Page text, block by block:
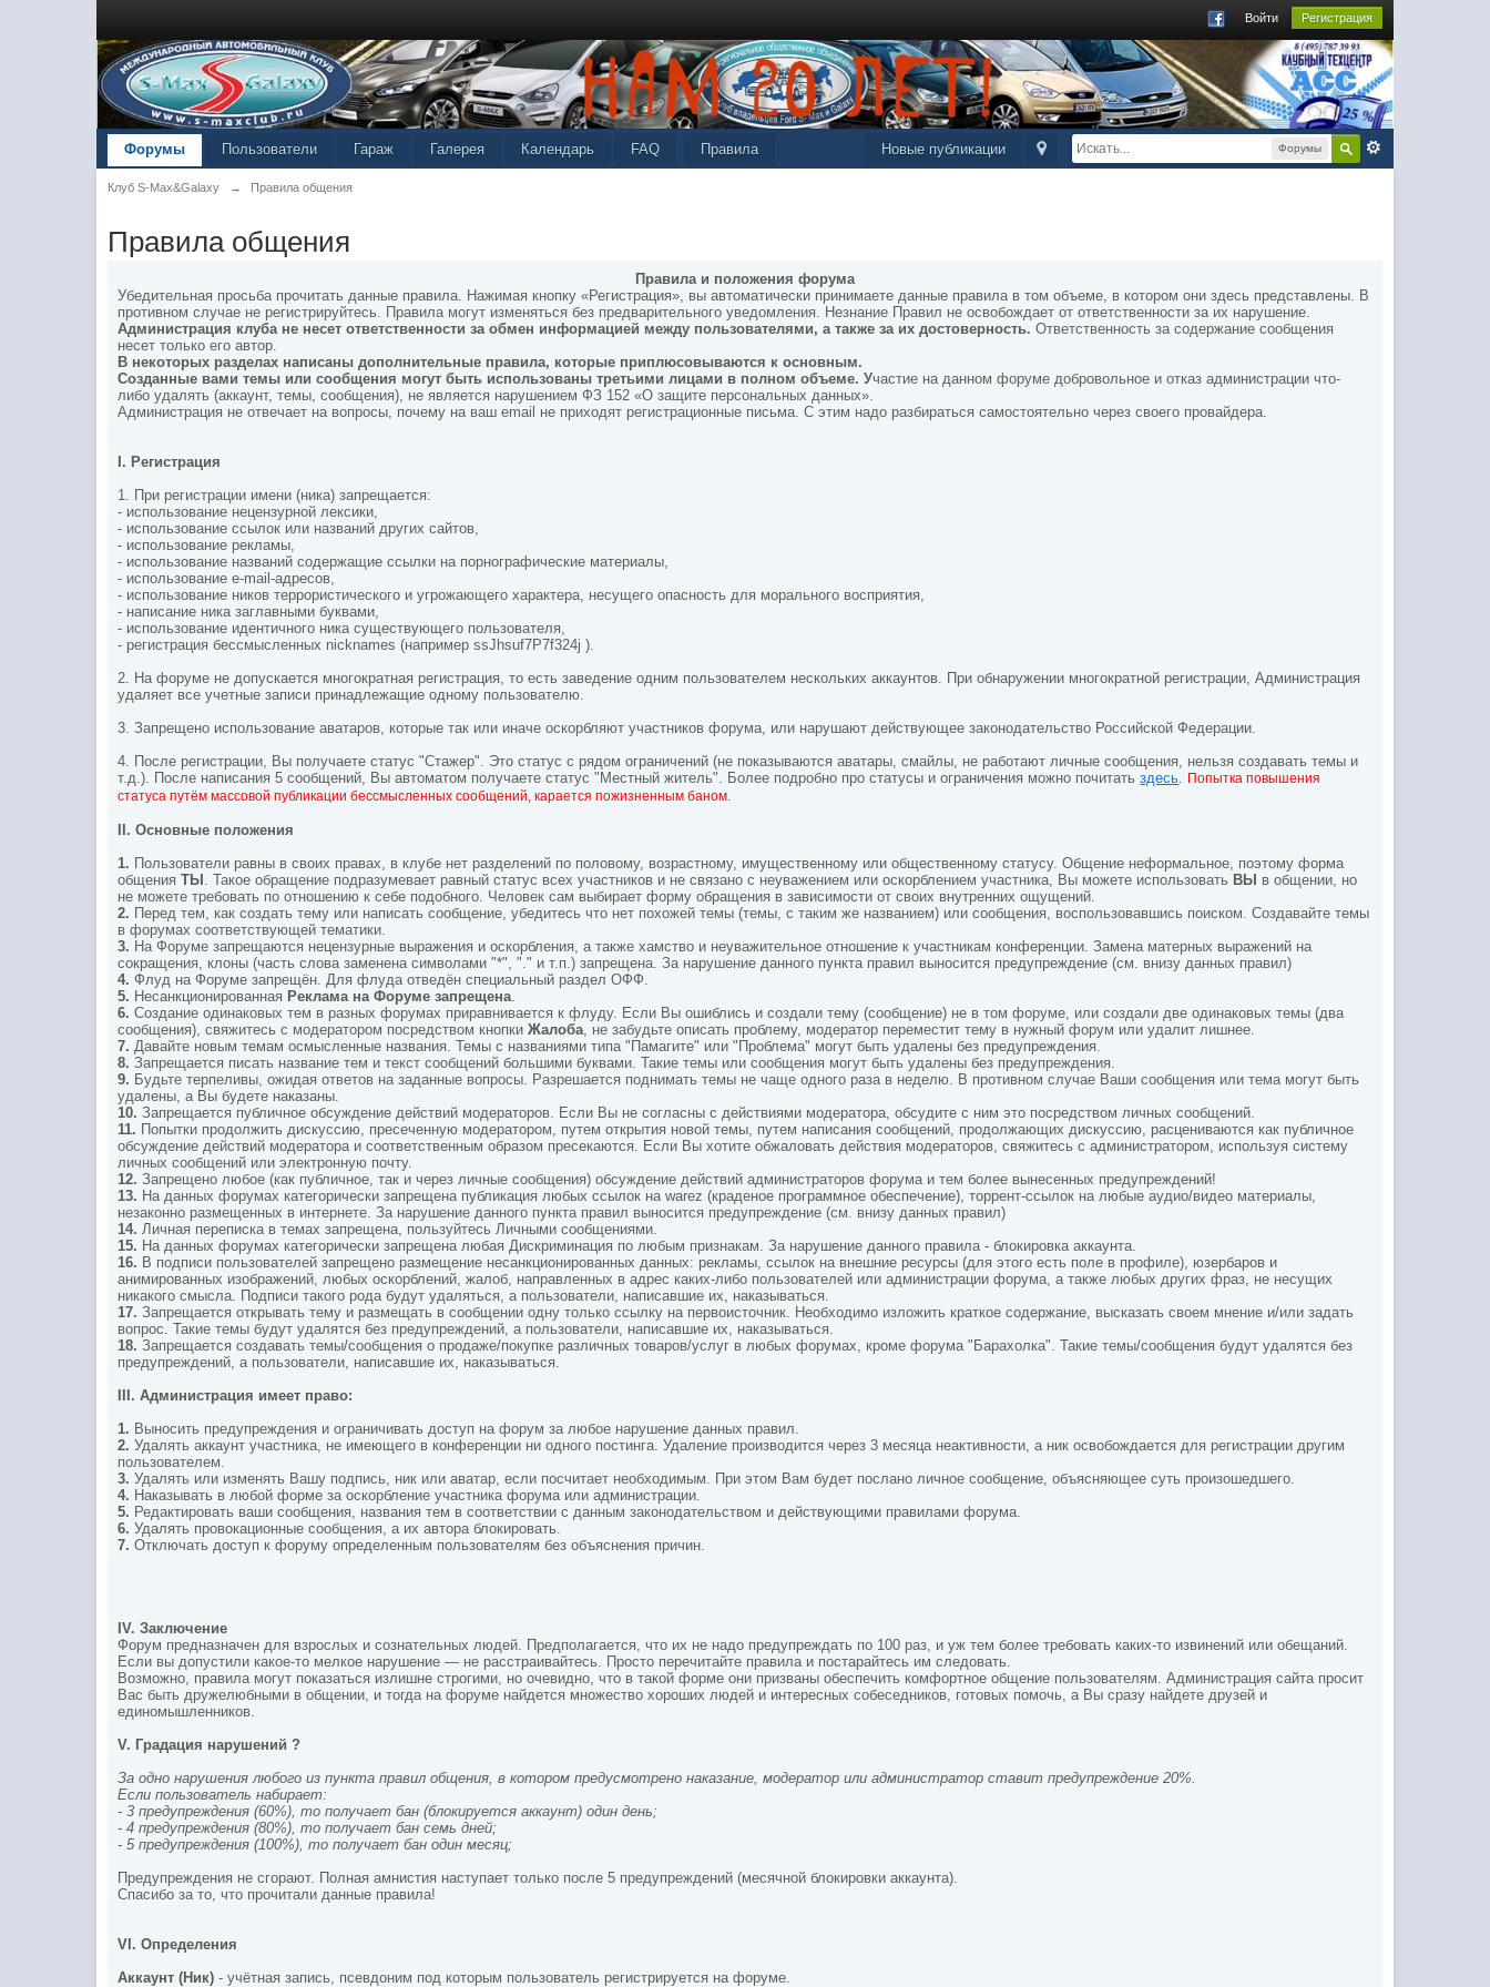
Войти Регистрация
Форумы
Новые публикации
FAQ Правила
Форумы Пользователи Гараж Галерея Календарь
Клуб S-Max&Galaxy → Правила общения
Правила общения
Правила и положения форума
Убедительная просьба прочитать данные правила. Нажимая кнопку «Регистрация», вы автоматически принимаете данные правила в том объеме, в котором они здесь представлены. В
противном случае не регистрируйтесь. Правила могут изменяться без предварительного уведомления. Незнание Правил не освобождает от ответственности за их нарушение.
Администрация клуба не несет ответственности за обмен информацией между пользователями, а также за их достоверность.Ответственность за содержание сообщения
несет только его автор.
В некоторых разделах написаны дополнительные правила, которые приплюсовываются к основным.
Созданные вами темы или сообщения могут быть использованы третьими лицами в полном объеме. Участие на данном форуме добровольное и отказ администрации что-
либо удалять (аккаунт, темы, сообщения), не является нарушением ФЗ 152 «О защите персональных данных».
Администрация не отвечает на вопросы, почему на ваш email не приходят регистрационные письма. С этим надо разбираться самостоятельно через своего провайдера.
I. Регистрация
1. При регистрации имени (ника) запрещается:
- использование нецензурной лексики,
- использование ссылок или названий других сайтов,
- использование рекламы,
- использование названий содержащие ссылки на порнографические материалы,
- использование e-mail-адресов,
- использование ников террористического и угрожающего характера, несущего опасность для морального восприятия,
- написание ника заглавными буквами,
- использование идентичного ника существующего пользователя,
- регистрация бессмысленных nicknames (например ssJhsuf7Р7f324j ).
2. На форуме не допускается многократная регистрация, то есть заведение одним пользователем нескольких аккаунтов. При обнаружении многократной регистрации, Администрация
удаляет все учетные записи принадлежащие одному пользователю.
3. Запрещено использование аватаров, которые так или иначе оскорбляют участников форума, или нарушают действующее законодательство Российской Федерации.
4. После регистрации, Вы получаете статус "Стажер". Это статус с рядом ограничений (не показываются аватары, смайлы, не работают личные сообщения, нельзя создавать темы и
т.д.). После написания 5 сообщений, Вы автоматом получаете статус "Местный житель". Более подробно про статусы и ограничения можно почитатьздесь
Попытка повышения
статуса путём массовой публикации бессмысленных сообщений, карается пожизненным баном.
II. Основные положения
1. Пользователи равны в своих правах, в клубе нет разделений по половому, возрастному, имущественному или общественному статусу. Общение неформальное, поэтому форма
общенияТЫ . Такое обращение подразумевает равный статус всех участников и не связано с неуважением или оскорблением участника, Вы можете использовать ВЫ в общении, но
не можете требовать по отношению к себе подобного. Человек сам выбирает форму обращения в зависимости от своих внутренних ощущений.
2. Перед тем, как создать тему или написать сообщение, убедитесь что нет похожей темы (темы, с таким же названием) или сообщения, воспользовавшись поиском. Создавайте темы
в форумах соответствующей тематики.
3. На Форуме запрещаются нецензурные выражения и оскорбления, а также хамство и неуважительное отношение к участникам конференции. Замена матерных выражений на
сокращения, клоны (часть слова заменена символами "*", "." и т.п.) запрещена. За нарушение данного пункта правил выносится предупреждение (см. внизу данных правил)
4. Флуд на Форуме запрещён. Для флуда отведён специальный раздел ОФФ.
5. Несанкционированная Реклама на Форуме запрещена
6. Создание одинаковых тем в разных форумах приравнивается к флуду. Если Вы ошиблись и создали тему (сообщение) не в том форуме, или создали две одинаковых темы (два
сообщения), свяжитесь с модератором посредством кнопкиЖалоба , не забудьте описать проблему, модератор переместит тему в нужный форум или удалит лишнее.
7. Давайте новым темам осмысленные названия. Темы с названиями типа "Памагите" или "Проблема" могут быть удалены без предупреждения.
8. Запрещается писать название тем и текст сообщений большими буквами. Такие темы или сообщения могут быть удалены без предупреждения.
9. Будьте терпеливы, ожидая ответов на заданные вопросы. Разрешается поднимать темы не чаще одного раза в неделю. В противном случае Ваши сообщения или тема могут быть
удалены, а Вы будете наказаны.
10. Запрещается публичное обсуждение действий модераторов. Если Вы не согласны с действиями модератора, обсудите с ним это посредством личных сообщений.
11. Попытки продолжить дискуссию, пресеченную модератором, путем открытия новой темы, путем написания сообщений, продолжающих дискуссию, расцениваются как публичное
обсуждение действий модератора и соответственным образом пресекаются. Если Вы хотите обжаловать действия модераторов, свяжитесь с администратором, используя систему
личных сообщений или электронную почту.
12. Запрещено любое (как публичное, так и через личные сообщения) обсуждение действий администраторов форума и тем более вынесенных предупреждений!
13. На данных форумах категорически запрещена публикация любых ссылок на warez (краденое программное обеспечение), торрент-ссылок на любые аудио/видео материалы,
незаконно размещенных в интернете. За нарушение данного пункта правил выносится предупреждение (см. внизу данных правил)
14. Личная переписка в темах запрещена, пользуйтесь Личными сообщениями.
15. На данных форумах категорически запрещена любая Дискриминация по любым признакам. За нарушение данного правила - блокировка аккаунта.
16. В подписи пользователей запрещено размещение несанкционированных данных: рекламы, ссылок на внешние ресурсы (для этого есть поле в профиле), юзербаров и
анимированных изображений, любых оскорблений, жалоб, направленных в адрес каких-либо пользователей или администрации форума, а также любых других фраз, не несущих
никакого смысла. Подписи такого рода будут удаляться, а пользователи, написавшие их, наказываться.
17. Запрещается открывать тему и размещать в сообщении одну только ссылку на первоисточник. Необходимо изложить краткое содержание, высказать своем мнение и/или задать
вопрос. Такие темы будут удалятся без предупреждений, а пользователи, написавшие их, наказываться.
18. Запрещается создавать темы/сообщения о продаже/покупке различных товаров/услуг в любых форумах, кроме форума "Барахолка". Такие темы/сообщения будут удалятся без
предупреждений, а пользователи, написавшие их, наказываться.
III.Администрация имеет право:
1. Выносить предупреждения и ограничивать доступ на форум за любое нарушение данных правил.
2. Удалять аккаунт участника, не имеющего в конференции ни одного постинга. Удаление производится через 3 месяца неактивности, а ник освобождается для регистрации другим
пользователем.
3. Удалять или изменять Вашу подпись, ник или аватар, если посчитает необходимым. При этом Вам будет послано личное сообщение, объясняющее суть произошедшего.
4. Наказывать в любой форме за оскорбление участника форума или администрации.
5. Редактировать ваши сообщения, названия тем в соответствии с данным законодательством и действующими правилами форума.
6. Удалять провокационные сообщения, а их автора блокировать.
7. Отключать доступ к форуму определенным пользователям без объяснения причин.
IV.Заключение
Форум предназначен для взрослых и сознательных людей. Предполагается, что их не надо предупреждать по 100 раз, и уж тем более требовать каких-то извинений или обещаний.
Если вы допустили какое-то мелкое нарушение — не расстраивайтесь. Просто перечитайте правила и постарайтесь им следовать.
Возможно, правила могут показаться излишне строгими, но очевидно, что в такой форме они призваны обеспечить комфортное общение пользователям. Администрация сайта просит
Вас быть дружелюбными в общении, и тогда на форуме найдется множество хороших людей и интересных собеседников, готовых помочь, а Вы сразу найдете друзей и
единомышленников.
V. Градация нарушений?
За одно нарушения любого из пункта правил общения, в котором предусмотрено наказание, модератор или администратор ставит предупреждение 20%.
Если пользователь набирает:
- 3 предупреждения (60%), то получает бан (блокируется аккаунт) один день;
- 4 предупреждения (80%), то получает бан семь дней;
- 5 предупреждения (100%), то получает бан один месяц;
Предупреждения не сгорают. Полная амнистия наступает только после 5 предупреждений (месячной блокировки аккаунта).
Спасибо за то, что прочитали данные правила!
VI. Определения
Аккаунт (Ник) - учётная запись, псевдоним под которым пользователь регистрируется на форуме.